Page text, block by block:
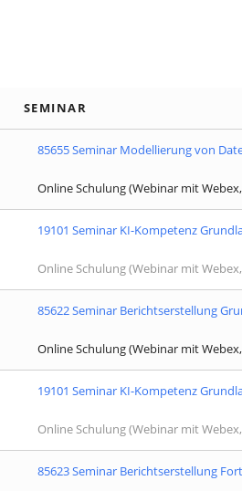
SEMINAR
85655 Seminar Modellierung von
Online Schulung (Webinar mit
19101 Seminar KI-Kompetenz
Online Schulung (Webinar mit
85622 Seminar Berichtserstellung
Online Schulung (Webinar mit
19101 Seminar KI-Kompetenz
Online Schulung (Webinar mit
85623 Seminar Berichtserstellung